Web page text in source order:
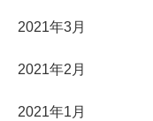
2021年3月
2021年2月
2021年1月